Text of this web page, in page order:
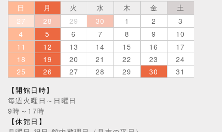
日
月 火 水 木 金
土
27
28 29 30 1 2
3
4
5 6 7 8 9
10
11
12 13 14 15 16
17
18
19 20 21 22 23
24
25
26 27 28 29 30
31
【開館日時】
毎週火曜日～日曜日
9時～17時
【休館日】